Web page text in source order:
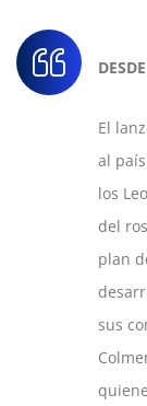
El
al
los
del
plan
sus